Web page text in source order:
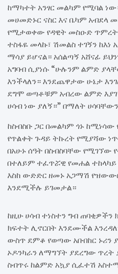
ከማካተት አንፃር መልካም የሚባል
መሀመድኑር ናስር እና ቤካም አብደላ
የሚታወቀው የዳዊት መስዑድ ጥምረት
ተስፋዬ መላኩ፣ ሽመልስ ተገኝን ከእነ
ማሳያ ይሆናል። አሰልጣኝ አሸናፊ
አግባብ ሲያነሱ “ሁሉንም ልምድ
እንችላለን። እንደጨዋታው ሁኔታ
ደግሞ ወጣቶቹም አብረው ልምድ
ሀሳብ ነው ያለኝ።” በማለት
ከስብስቡ ጋር በመልካም ጎኑ
የጥልቀት ጉዳይ ትኩረት የሚያሻው
በአሁኑ ሰዓት በስብስባቸው የሚገኘው
በተለይም ተፈጥሯዊ የመሐል
እስከ ውድድር ዘመኑ አጋማሽ
እንደሚችሉ ይገመታል።
ከዚሁ ሀሳብ ተነስተን ግብ ጠባቂዎችን
ክፍተት ሊኖርበት እንደሙችል
ውስጥ ደምቆ የወጣው አቡበከር ኑሪን
ኦዶንካራን ለማግኘት ያደረግው ጥረት
ስብጥሩ ከልምድ አኳያ ሲፈተሽ